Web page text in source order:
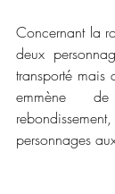
Concernant la
deux
transporté mais
emmène
personnages